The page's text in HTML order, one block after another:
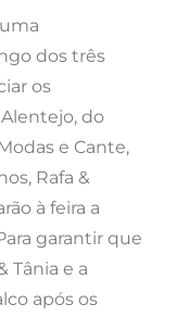
dos três
os
do
e Cante,
Rafa &
à feira a
garantir que
Tânia e a
após os